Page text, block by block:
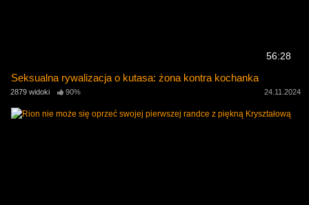
56:28
Seksualna rywalizacja o kutasa: żona kontra kochanka
2879 widoki 90% 24.11.2024